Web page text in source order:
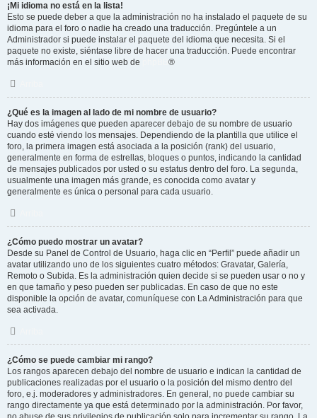
¡Mi idioma no está en la lista!
Esto se puede deber a que la administración no ha instalado el paquete de su
idioma para el foro o nadie ha creado una traducción. Pregúntele a un
Administrador si puede instalar el paquete del idioma que necesita. Si el
paquete no existe, siéntase libre de hacer una traducción. Puede encontrar
más información en el sitio web de
®
¿Qué es la imagen al lado de mi nombre de usuario?
Hay dos imágenes que pueden aparecer debajo de su nombre de usuario
cuando esté viendo los mensajes. Dependiendo de la plantilla que utilice el
foro, la primera imagen está asociada a la posición (rank) del usuario,
generalmente en forma de estrellas, bloques o puntos, indicando la cantidad
de mensajes publicados por usted o su estatus dentro del foro. La segunda,
usualmente una imagen más grande, es conocida como avatar y
generalmente es única o personal para cada usuario.
¿Cómo puedo mostrar un avatar?
Desde su Panel de Control de Usuario, haga clic en “Perfil” puede añadir un
avatar utilizando uno de los siguientes cuatro métodos: Gravatar, Galería,
Remoto o Subida. Es la administración quien decide si se pueden usar o no y
en que tamaño y peso pueden ser publicadas. En caso de que no este
disponible la opción de avatar, comuníquese con La Administración para que
sea activada.
¿Cómo se puede cambiar mi rango?
Los rangos aparecen debajo del nombre de usuario e indican la cantidad de
publicaciones realizadas por el usuario o la posición del mismo dentro del
foro, e.j. moderadores y administradores. En general, no puede cambiar su
rango directamente ya que está determinado por la administración. Por favor,